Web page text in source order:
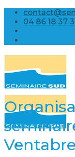
Skip
content
04 86 18 37